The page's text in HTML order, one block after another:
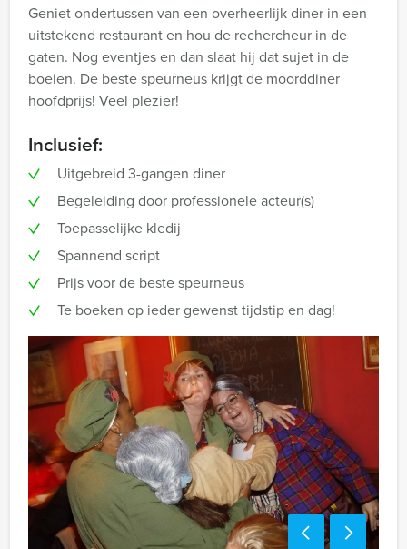
Geniet ondertussen van een overheerlijk diner in een
uitstekend restaurant en hou de rechercheur in de
gaten. Nog eventjes en dan slaat hij dat sujet in de
boeien. De beste speurneus krijgt de moorddiner
hoofdprijs! Veel plezier!
Inclusief:
Uitgebreid 3-gangen diner
Begeleiding door professionele acteur(s)
Toepasselijke kledij
Spannend script
Prijs voor de beste speurneus
Te boeken op ieder gewenst tijdstip en dag!